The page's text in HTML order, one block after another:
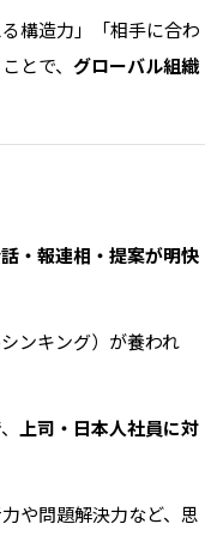
構造力」「相手に合わ
とで、 グローバル組織
・報連相・提案が明快
ンキング）が養われ
上司・日本人社員に対
や問題解決力など、思